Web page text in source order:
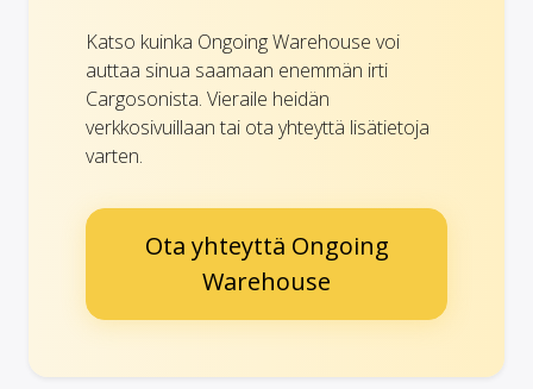
Katso kuinka Ongoing Warehouse voi
auttaa sinua saamaan enemmän irti
Cargosonista. Vieraile heidän
verkkosivuillaan tai ota yhteyttä lisätietoja
varten.
Ota yhteyttä Ongoing
Warehouse